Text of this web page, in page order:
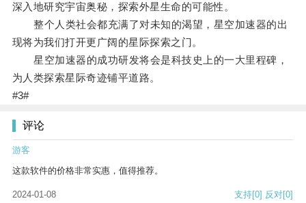
深入地研究宇宙奥秘，探索外星生命的可能性。
整个人类社会都充满了对未知的渴望，星空加速器的出
现将为我们打开更广阔的星际探索之门。
星空加速器的成功研发将会是科技史上的一大里程碑，
为人类探索星际奇迹铺平道路。
#3#
评论
游客
这款软件的价格非常实惠，值得推荐。
2024-01-08 支持[0] 反对[0]